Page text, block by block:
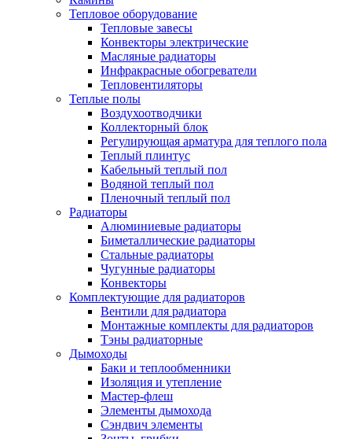
Тепловое оборудование
Тепловые завесы
Конвекторы электрические
Масляные радиаторы
Инфракрасные обогреватели
Тепловентиляторы
Теплые полы
Воздухоотводчики
Коллекторный блок
Регулирующая арматура для теплого пола
Теплый плинтус
Кабельный теплый пол
Водяной теплый пол
Пленочный теплый пол
Радиаторы
Алюминиевые радиаторы
Биметаллические радиаторы
Стальные радиаторы
Чугунные радиаторы
Конвекторы
Комплектующие для радиаторов
Вентили для радиатора
Монтажные комплекты для радиаторов
Тэны радиаторные
Дымоходы
Баки и теплообменники
Изоляция и утепление
Мастер-флеш
Элементы дымохода
Сэндвич элементы